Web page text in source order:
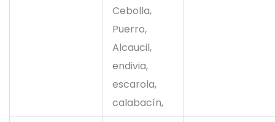
Cebolla,
Puerro,
Alcaucil,
endivia,
escarola,
calabacín,